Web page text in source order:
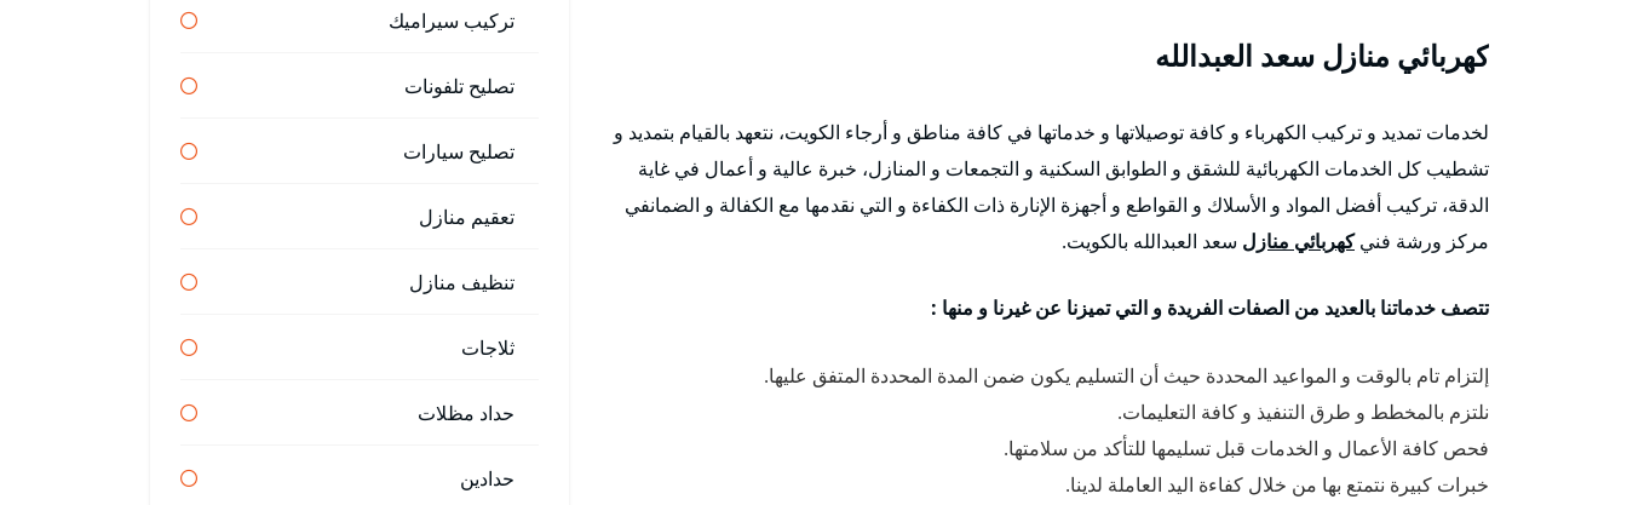
كهربائي منازل سعد العبدالله
لخدمات تمديد و تركيب الكهرباء و كافة توصيلاتها و خدماتها في كافة مناطق و أرجاء الكويت، نتعهد بالقيام بتمديد و
تشطيب كل الخدمات الكهربائية للشقق و الطوابق السكنية و التجمعات و المنازل، خبرة عالية و أعمال في غاية
الدقة، تركيب أفضل المواد و الأسلاك و القواطع و أجهزة الإنارة ذات الكفاءة و التي نقدمها مع الكفالة و الضمانفي
مركز ورشة فنيكهربائي منازل سعد العبدالله بالكويت.
تتصف خدماتنا بالعديد من الصفات الفريدة و التي تميزنا عن غيرنا و منها :
إلتزام تام بالوقت و المواعيد المحددة حيث أن التسليم يكون ضمن المدة المحددة المتفق عليها.
نلتزم بالمخطط و طرق التنفيذ و كافة التعليمات.
فحص كافة الأعمال و الخدمات قبل تسليمها للتأكد من سلامتها.
خبرات كبيرة نتمتع بها من خلال كفاءة اليد العاملة لدينا.
تركيب سيراميك
تصليح تلفونات
تصليح سيارات
تعقيم منازل
تنظيف منازل
ثلاجات
حداد مظلات
حدادين